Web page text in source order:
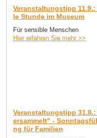
Veranstaltungstipp 11.9.:
le Stunde im Museum
Für sensible Menschen
Hier erfahren Sie mehr >>
Veranstaltungstipp
ersammelt" -
ng für Familien